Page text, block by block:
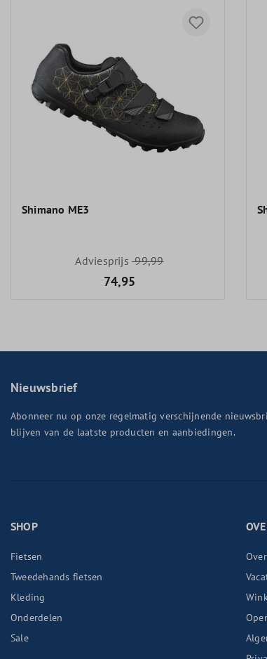
Shimano ME3
Adviesprijs99,99
74,95
Nieuwsbrief
Abonneer nu op onze regelmatig verschijnende
blijven van de laatste producten en aanbiedingen.
SHOP
Fietsen
Tweedehands fietsen
Kleding
Onderdelen
Sale